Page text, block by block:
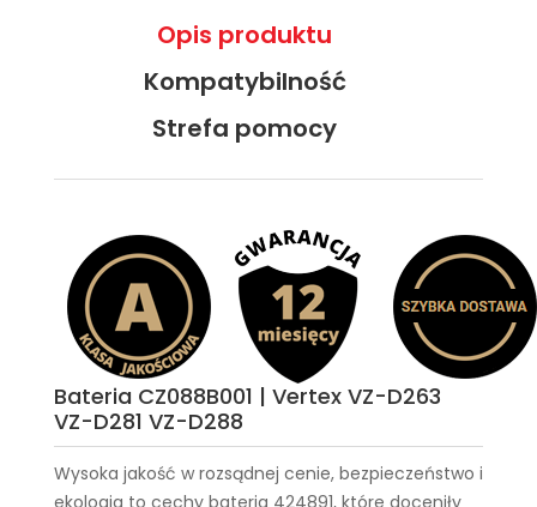
Opis produktu
Kompatybilność
Strefa pomocy
Bateria CZ088B001 | Vertex VZ-D263
VZ-D281 VZ-D288
Wysoka jakość w rozsądnej cenie, bezpieczeństwo i
ekologia to cechy bateria 424891, które doceniły